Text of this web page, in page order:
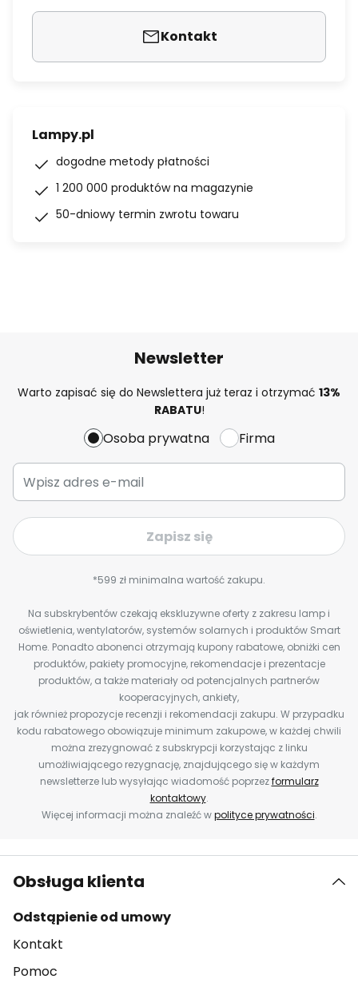
Kontakt
Lampy.pl
dogodne metody płatności
1 200 000 produktów na magazynie
50-dniowy termin zwrotu towaru
Newsletter
Warto zapisać się do Newslettera już teraz i otrzymać 13%
RABATU!
Osoba prywatna Firma
Zapisz się
*599 zł minimalna wartość zakupu.
Na subskrybentów czekają ekskluzywne oferty z zakresu lamp i
oświetlenia, wentylatorów, systemów solarnych i produktów Smart
Home. Ponadto abonenci otrzymają kupony rabatowe, obniżki cen
produktów, pakiety promocyjne, rekomendacje i prezentacje
produktów, a także materiały od potencjalnych partnerów
kooperacyjnych, ankiety,
jak również propozycje recenzji i rekomendacji zakupu. W przypadku
kodu rabatowego obowiązuje minimum zakupowe, w każdej chwili
można zrezygnować z subskrypcji korzystając z linku
umożliwiającego rezygnację, znajdującego się w każdym
newsletterze lub wysyłając wiadomość poprzezformularz
kontaktowy.
Więcej informacji można znaleźć wpolityce prywatności.
Obsługa klienta
Odstąpienie od umowy
Kontakt
Pomoc